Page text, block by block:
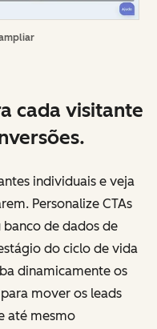
cada visitante
individuais e veja
Personalize CTAs
de dados de
do ciclo de vida
dinamicamente os
mover os leads
até mesmo